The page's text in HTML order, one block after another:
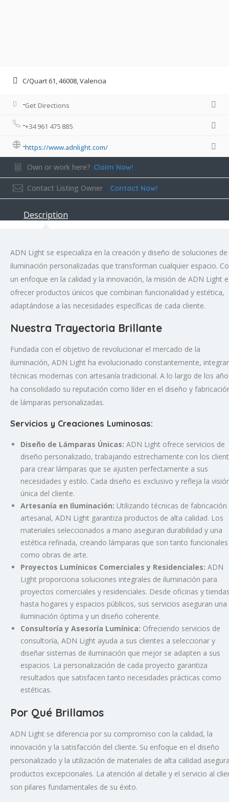
C/Quart 61, 46008, Valencia
Get Directions
+34 961 475 885
https://www.adnlight.com/
Own or work here? Claim Now!
Contact Listing Owner Contact Now!
Description
ADN Light se especializa en la creación y diseño de soluciones de
iluminación personalizadas que transforman cualquier espacio.
un enfoque en la calidad y la innovación, la misión de ADN Light
ofrecer productos únicos que combinan funcionalidad y estética,
adaptándose a las necesidades específicas de cada cliente.
Nuestra Trayectoria Brillante
Fundada con el objetivo de revolucionar el mercado de la
iluminación, ADN Light ha evolucionado constantemente,
técnicas modernas con artesanía tradicional. A lo largo de los
ha consolidado su reputación como líder en el diseño y
de lámparas personalizadas.
Servicios y Creaciones Luminosas:
Diseño de Lámparas Únicas: ADN Light ofrece servicios de
diseño personalizado, trabajando estrechamente con los
para crear lámparas que se ajusten perfectamente a sus
necesidades y estilo. Cada diseño es exclusivo y refleja la
única del cliente.
Artesanía en Iluminación: Utilizando técnicas de fabricación
artesanal, ADN Light garantiza productos de alta calidad. Los
materiales seleccionados a mano aseguran durabilidad y una
estética refinada, creando lámparas que son tanto funcionales
como obras de arte.
Proyectos Lumínicos Comerciales y Residenciales: ADN
Light proporciona soluciones integrales de iluminación para
proyectos comerciales y residenciales. Desde oficinas y
hasta hogares y espacios públicos, sus servicios aseguran una
iluminación óptima y un diseño coherente.
Consultoría y Asesoría Lumínica: Ofreciendo servicios de
consultoría, ADN Light ayuda a sus clientes a seleccionar y
diseñar sistemas de iluminación que mejor se adapten a sus
espacios. La personalización de cada proyecto garantiza
resultados que satisfacen tanto necesidades prácticas como
estéticas.
Por Qué Brillamos
ADN Light se diferencia por su compromiso con la calidad, la
innovación y la satisfacción del cliente. Su enfoque en el diseño
personalizado y la utilización de materiales de alta calidad
productos excepcionales. La atención al detalle y el servicio al
son pilares fundamentales de su éxito.